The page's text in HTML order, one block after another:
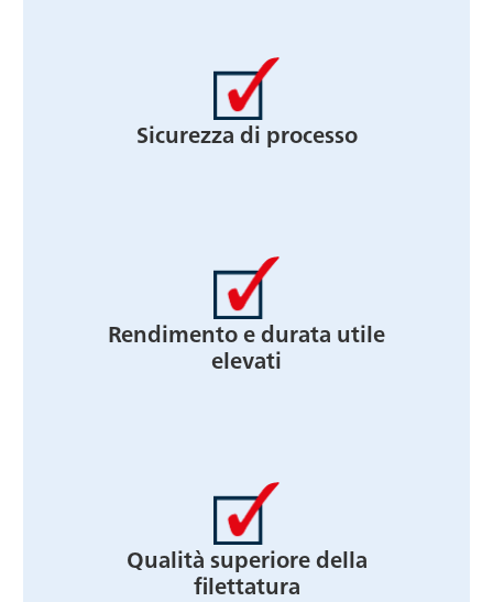
Sicurezza di processo
Rendimento e durata utile
elevati
Qualità superiore della
filettatura